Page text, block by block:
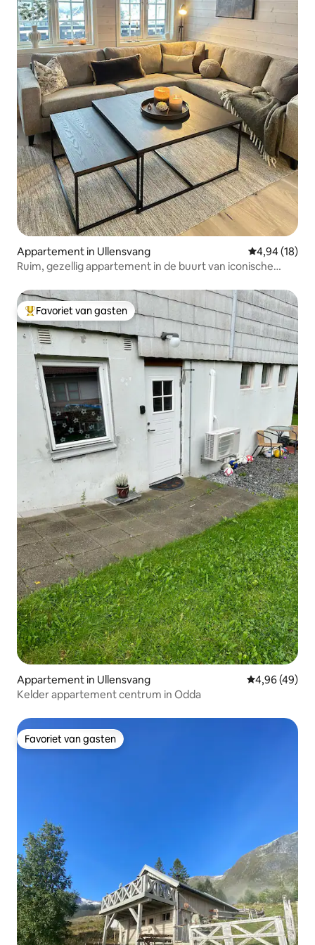
Appartement in Ullensvang Gemiddelde
4,94 (18)
Ruim, gezellig appartement in de buurt van iconische
Topfavoriet van gasten
Favoriet van gasten
Appartement in Ullensvang Gemiddelde
4,96 (49)
Kelder appartement centrum in Odda
Favoriet van gasten
Favoriet van gasten